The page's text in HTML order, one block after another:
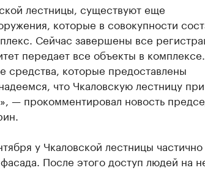
лестницы, существуют еще
которые в совокупности
Сейчас завершены все
передает все объекты в
средства, которые предоставлены
что Чкаловскую лестницу
— прокомментировал новость
у Чкаловской лестницы частично
После этого доступ людей на